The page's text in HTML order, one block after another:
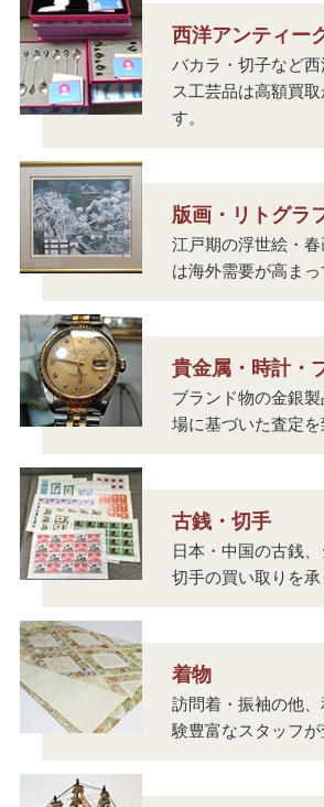
西洋アンティー
バカラ・切子など
ス工芸品は高額買
す。
版画・リトグラ
江戸期の浮世絵・
は海外需要が高まっ
貴金属・時計・
ブランド物の金銀
場に基づいた査定を
古銭・切手
日本・中国の古銭
切手の買い取りを承
着物
訪問着・振袖の他
験豊富なスタッフが